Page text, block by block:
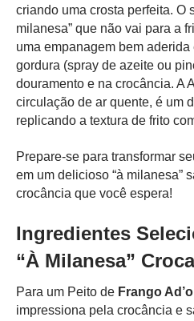
criando uma crosta perfeita. O
milanesa” que não vai para a
uma empanagem bem
gordura (spray de azeite ou
douramento e na crocância. A
circulação de ar quente, é um
replicando a textura de frito
Prepare-se para transformar
em um delicioso “à milanesa”
crocância que você espera!
Ingredientes
“À Milanesa”
Para um Peito de Frango
impressiona pela crocância e